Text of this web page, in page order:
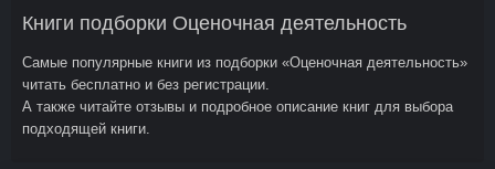
Книги подборки Оценочная деятельность
Самые популярные книги из подборки «Оценочная деятельность»
читать бесплатно и без регистрации.
А также читайте отзывы и подробное описание книг для выбора
подходящей книги.